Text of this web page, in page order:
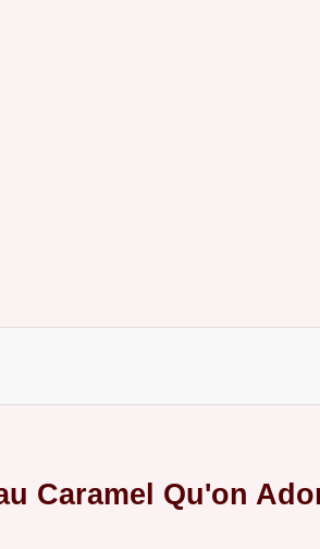
Caramel Qu'on